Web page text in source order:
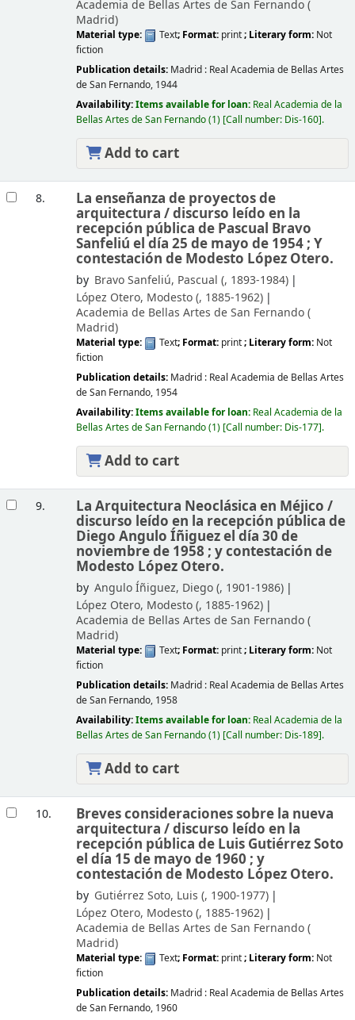
Academia de Bellas Artes de San Fernando (
Madrid)
Material type: Text; Format: print; Literary form: Not
fiction
Publication details: Madrid : Real Academia de Bellas Artes
de San Fernando, 1944
Availability:Items available for loan: Real Academia de la
Bellas Artes de San Fernando(1) Call number: Dis-160 .
Add to cart
8. La enseñanza de proyectos de
arquitectura /discurso leído en la
recepción pública de Pascual Bravo
Sanfeliú el día 25 de mayo de 1954 ; Y
contestación de Modesto López Otero.
by Bravo Sanfeliú, Pascual (, 1893-1984)
López Otero, Modesto (, 1885-1962)
Academia de Bellas Artes de San Fernando (
Madrid)
Material type: Text; Format: print; Literary form: Not
fiction
Publication details: Madrid : Real Academia de Bellas Artes
de San Fernando, 1954
Availability:Items available for loan: Real Academia de la
Bellas Artes de San Fernando(1) Call number: Dis-177 .
Add to cart
9. La Arquitectura Neoclásica en Méjico /
discurso leído en la recepción pública de
Diego Angulo Íñiguez el día 30 de
noviembre de 1958 ; y contestación de
Modesto López Otero.
by Angulo Íñiguez, Diego (, 1901-1986)
López Otero, Modesto (, 1885-1962)
Academia de Bellas Artes de San Fernando (
Madrid)
Material type: Text; Format: print; Literary form: Not
fiction
Publication details: Madrid : Real Academia de Bellas Artes
de San Fernando, 1958
Availability:Items available for loan: Real Academia de la
Bellas Artes de San Fernando(1) Call number: Dis-189 .
Add to cart
10. Breves consideraciones sobre la nueva
arquitectura /discurso leído en la
recepción pública de Luis Gutiérrez Soto
el día 15 de mayo de 1960 ; y
contestación de Modesto López Otero.
by Gutiérrez Soto, Luis (, 1900-1977)
López Otero, Modesto (, 1885-1962)
Academia de Bellas Artes de San Fernando (
Madrid)
Material type: Text; Format: print; Literary form: Not
fiction
Publication details: Madrid : Real Academia de Bellas Artes
de San Fernando, 1960